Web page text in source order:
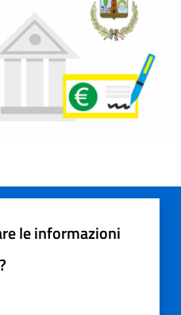
le informazioni